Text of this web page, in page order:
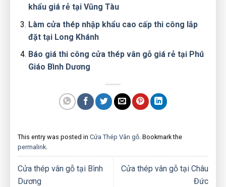
khẩu giá rẻ tại Vũng Tàu
Làm cửa thép nhập khẩu cao cấp thi công lắp
đặt tại Long Khánh
Báo giá thi công cửa thép vân gỗ giá rẻ tại Phú
Giáo Bình Dương
This entry was posted in Cửa Thép Vân gỗ . Bookmark the
permalink
Cửa thép vân gỗ tại Bình
Dương
Cửa thép vân gỗ tại Châu
Đức